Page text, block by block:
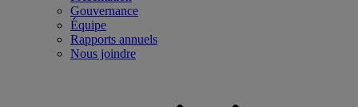
Gouvernance
Équipe
Rapports annuels
Nous joindre